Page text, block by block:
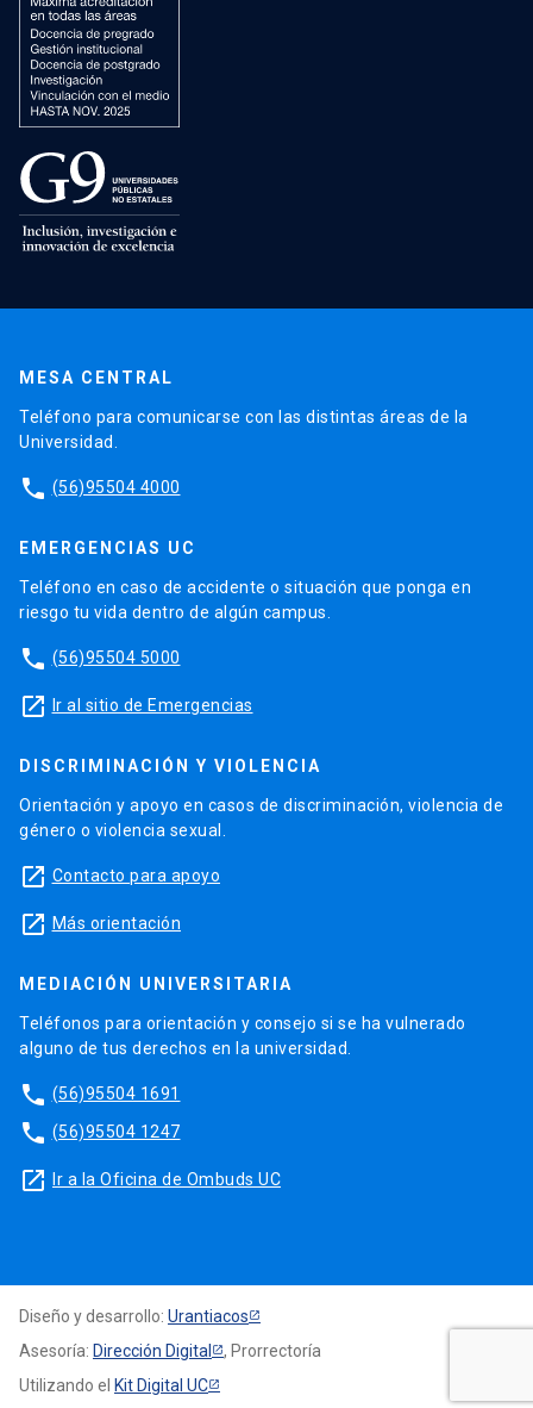
MESA CENTRAL
Teléfono para comunicarse con las distintas áreas de la
Universidad.
phone (56)95504 4000
EMERGENCIAS UC
Teléfono en caso de accidente o situación que ponga en
riesgo tu vida dentro de algún campus.
phone (56)95504 5000
launch Ir al sitio de Emergencias
DISCRIMINACIÓN Y VIOLENCIA
Orientación y apoyo en casos de discriminación, violencia de
género o violencia sexual.
launch Contacto para apoyo
launch Más orientación
MEDIACIÓN UNIVERSITARIA
Teléfonos para orientación y consejo si se ha vulnerado
alguno de tus derechos en la universidad.
phone (56)95504 1691
phone (56)95504 1247
launch Ir a la Oficina de Ombuds UC
Diseño y desarrollo: Urantiacos
Asesoría: Dirección Digital
, Prorrectoría
Utilizando el Kit Digital UC